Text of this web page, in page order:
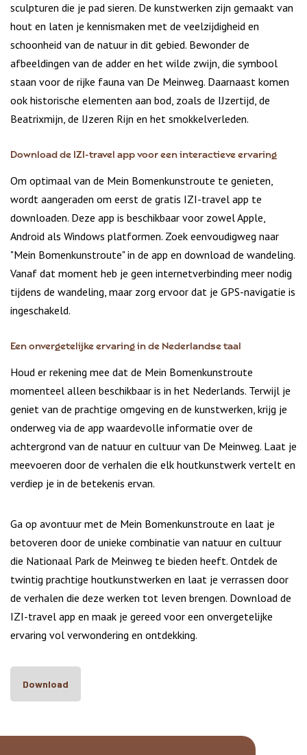
sculpturen die je pad sieren. De kunstwerken zijn gemaakt van
hout en laten je kennismaken met de veelzijdigheid en
schoonheid van de natuur in dit gebied. Bewonder de
afbeeldingen van de adder en het wilde zwijn, die symbool
staan voor de rijke fauna van De Meinweg. Daarnaast komen
ook historische elementen aan bod, zoals de IJzertijd, de
Beatrixmijn, de IJzeren Rijn en het smokkelverleden.
Download de IZI-travel app voor een interactieve ervaring
Om optimaal van de Mein Bomenkunstroute te genieten,
wordt aangeraden om eerst de gratis IZI-travel app te
downloaden. Deze app is beschikbaar voor zowel Apple,
Android als Windows platformen. Zoek eenvoudigweg naar
"Mein Bomenkunstroute" in de app en download de wandeling.
Vanaf dat moment heb je geen internetverbinding meer nodig
tijdens de wandeling, maar zorg ervoor dat je GPS-navigatie is
ingeschakeld.
Een onvergetelijke ervaring in de Nederlandse taal
Houd er rekening mee dat de Mein Bomenkunstroute
momenteel alleen beschikbaar is in het Nederlands. Terwijl je
geniet van de prachtige omgeving en de kunstwerken, krijg je
onderweg via de app waardevolle informatie over de
achtergrond van de natuur en cultuur van De Meinweg. Laat je
meevoeren door de verhalen die elk houtkunstwerk vertelt en
verdiep je in de betekenis ervan.
Ga op avontuur met de Mein Bomenkunstroute en laat je
betoveren door de unieke combinatie van natuur en cultuur
die Nationaal Park de Meinweg te bieden heeft. Ontdek de
twintig prachtige houtkunstwerken en laat je verrassen door
de verhalen die deze werken tot leven brengen. Download de
IZI-travel app en maak je gereed voor een onvergetelijke
ervaring vol verwondering en ontdekking.
Download